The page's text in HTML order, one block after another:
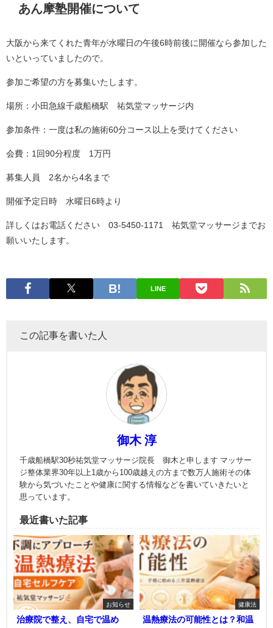
あん摩塾開催について
大阪から来てくれた青年が水曜日の午後6時前後に開催なら参加した
いといっていましたので。
参加ご希望の方を募集いたします。
場所：小田急線千歳船橋駅 祐気堂マッサージ内
参加条件：一度は私の施術60分コース以上を受けてください
会費：1回90分程度 1万円
募集人員 2名から4名まで
開催予定日時 水曜日6時より
詳しくはお電話ください 03-5450-1171 祐気堂マッサージまでお
願いいたします。
LINE
この記事を書いた人
御木 淳
千歳船橋駅30秒祐気堂マッサージ院長 御木と申します マッサー
ジ整体業界30年以上1歳から100歳越えの方まで数万人施術その体
験から気づいたことや健康に関する情報などを書いていきたいと
思っています。
最近書いた記事
お知らせ
治療院で整え、自宅で温め
健康法
温熱療法の可能性とは？和温